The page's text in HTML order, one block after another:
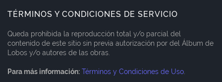
TÉRMINOS Y CONDICIONES DE SERVICIO
Queda prohibida la reproducción total y/o parcial del
contenido de este sitio sin previa autorización por del Álbum de
Lobos y/o autores de las obras.
Para más información: Términos y Condiciones de Uso.